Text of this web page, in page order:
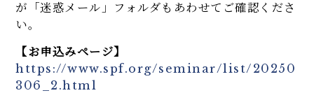
が「迷惑メール」フォルダもあわせてご確認くださ
い。
【お申込みページ】
https://www.spf.org/seminar/list/20250
306_2.html